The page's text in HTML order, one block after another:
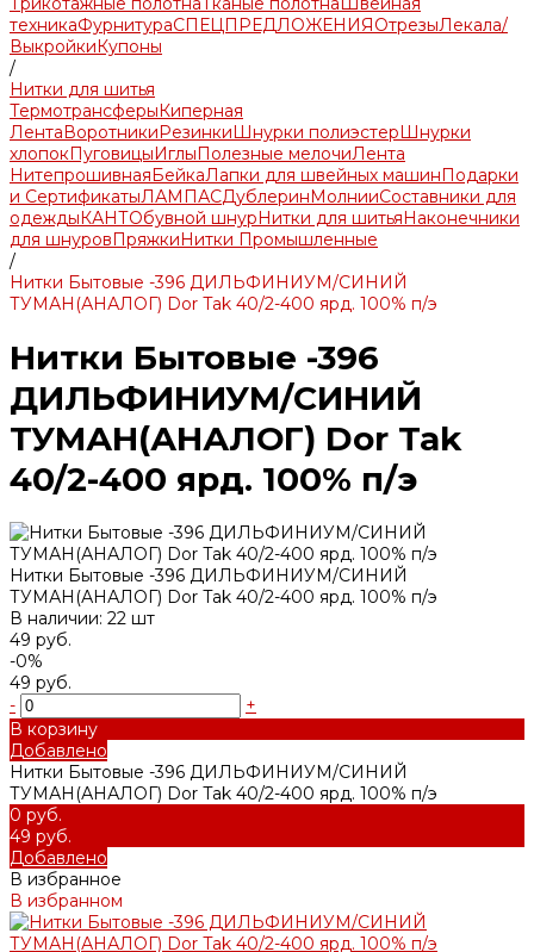
техникаФурнитураСПЕЦПРЕДЛОЖЕНИЯОтрезыЛекала/
ВыкройкиКупоны
/
Нитки для шитья
ТермотрансферыКиперная
ЛентаВоротникиРезинкиШнурки полиэстерШнурки
хлопокПуговицыИглыПолезные мелочиЛента
НитепрошивнаяБейкаЛапки для швейных машинПодарки
и СертификатыЛАМПАСДублеринМолнииСоставники для
одеждыКАНТОбувной шнурНитки для шитьяНаконечники
для шнуровПряжкиНитки Промышленные
/
Нитки Бытовые -396 ДИЛЬФИНИУМ/СИНИЙ
ТУМАН(АНАЛОГ) Dor Tak 40/2-400 ярд. 100% п/э
Нитки Бытовые -396
ДИЛЬФИНИУМ/СИНИЙ
ТУМАН(АНАЛОГ) Dor Tak
40/2-400 ярд. 100% п/э
Нитки Бытовые -396 ДИЛЬФИНИУМ/СИНИЙ
ТУМАН(АНАЛОГ) Dor Tak 40/2-400 ярд. 100% п/э
В наличии: 22 шт
49 руб.
-0%
49 руб.
-
+
В корзину
Добавлено
Нитки Бытовые -396 ДИЛЬФИНИУМ/СИНИЙ
ТУМАН(АНАЛОГ) Dor Tak 40/2-400 ярд. 100% п/э
0 руб.
49 руб.
Добавлено
В избранное
В избранном